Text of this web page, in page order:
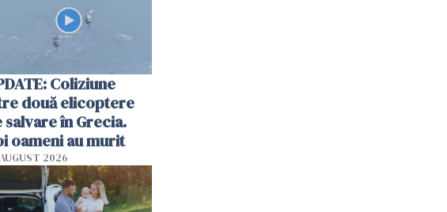
Coliziune
două elicoptere
salvare în Grecia.
oameni au murit
2026